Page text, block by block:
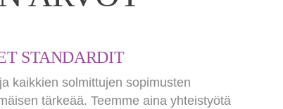
STANDARDIT
kaikkien solmittujen sopimusten
tärkeää. Teemme aina yhteistyötä